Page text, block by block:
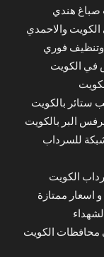
صباغ هندي
والاحمدي
فوري
في الكويت
ستائر بالكويت
البر بالكويت
للسرداب
الكويت
اسعار ممتازة